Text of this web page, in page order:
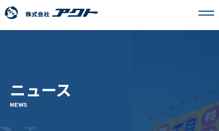
ニュース
NEWS
事業内容